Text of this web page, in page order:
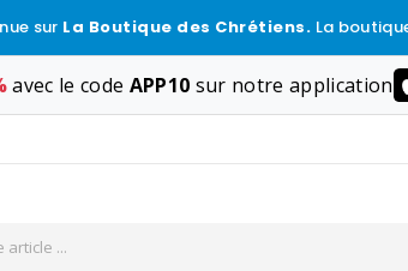
sur La Boutique des Chrétiens. La
avec le code APP10 sur notre application